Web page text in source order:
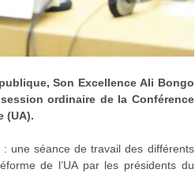
Son Excellence Ali Bongo
ordinaire de la Conférence
(UA).
une séance de travail des différents
de l’UA par les présidents du